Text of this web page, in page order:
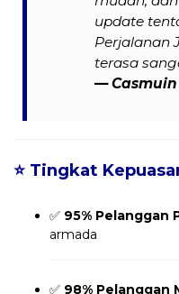
update
Perjalanan
terasa
—
⭐ Tingkat
✅ 95% Pelanggan
armada
✅ 98% Pelanggan